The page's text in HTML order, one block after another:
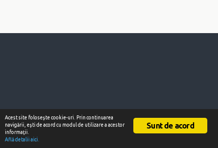
Sunt de acord
Acest site foloseşte cookie-uri. Prin continuarea
navigării, eşti de acord cu modul de utilizare a acestor
informaţii.
Află detalii aici.